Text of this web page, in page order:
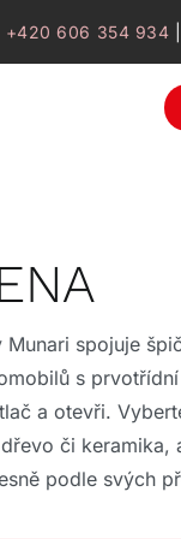
+420 606 354 934
spojuje
s
a otevři.
či keramika,
podle svých